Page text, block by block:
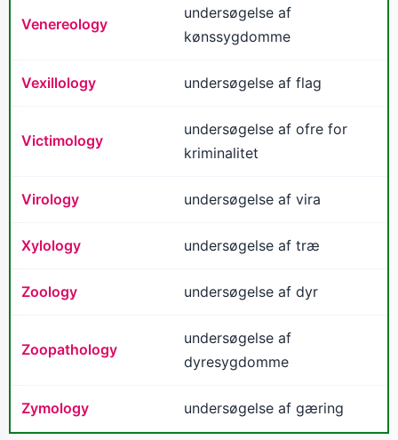
Venereology
undersøgelse af
kønssygdomme
Vexillology undersøgelse af flag
Victimology
undersøgelse af ofre for
kriminalitet
Virology undersøgelse af vira
Xylology undersøgelse af træ
Zoology undersøgelse af dyr
Zoopathology
undersøgelse af
dyresygdomme
Zymology undersøgelse af gæring